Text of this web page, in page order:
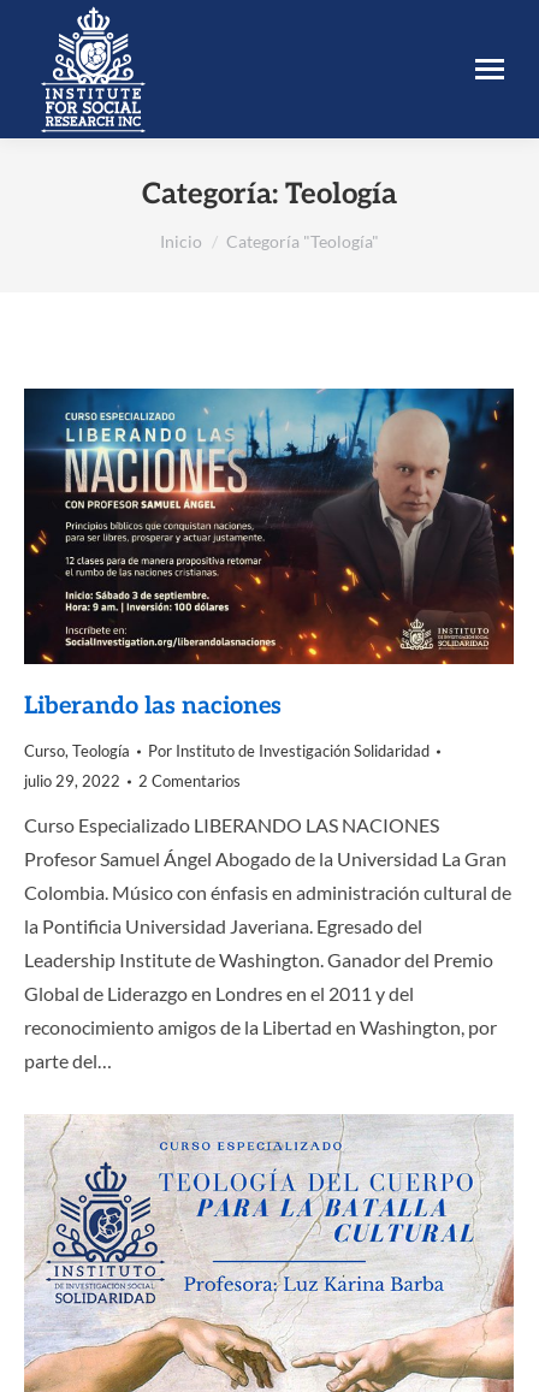
Categoría: Teología
Estás aquí:
Inicio Categoría "Teología"
Liberando las naciones
Curso, Teología Por Instituto de Investigación Solidaridad
julio 29, 2022
2 Comentarios
Curso Especializado LIBERANDO LAS NACIONES
Profesor Samuel Ángel Abogado de la Universidad La Gran
Colombia. Músico con énfasis en administración cultural de
la Pontificia Universidad Javeriana. Egresado del
Leadership Institute de Washington. Ganador del Premio
Global de Liderazgo en Londres en el 2011 y del
reconocimiento amigos de la Libertad en Washington, por
parte del…